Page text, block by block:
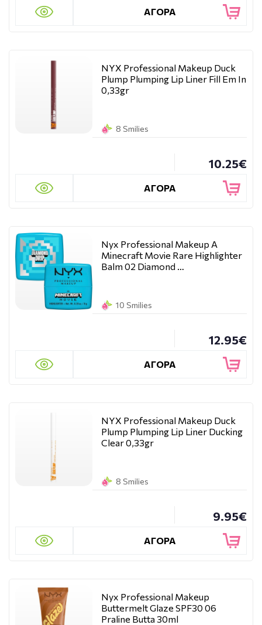
ΑΓΟΡΑ
NYX Professional Makeup Duck
Plump Plumping Lip Liner Fill Em In
0,33gr
8 Smilies
10.25€
ΑΓΟΡΑ
Nyx Professional Makeup A
Minecraft Movie Rare Highlighter
Balm 02 Diamond …
10 Smilies
12.95€
ΑΓΟΡΑ
NYX Professional Makeup Duck
Plump Plumping Lip Liner Ducking
Clear 0,33gr
8 Smilies
9.95€
ΑΓΟΡΑ
Nyx Professional Makeup
Buttermelt Glaze SPF30 06
Praline Butta 30ml